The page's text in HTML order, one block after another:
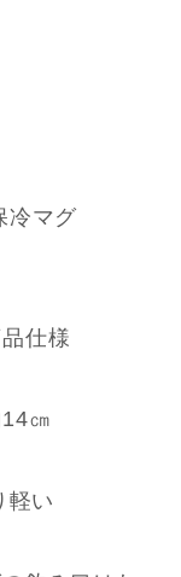
冷マグ
仕様
㎝
い